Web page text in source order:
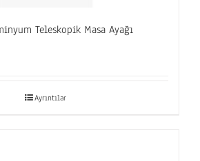
Teleskopik Masa Ayağı
Ayrıntılar